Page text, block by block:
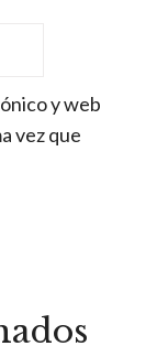
y web
vez que